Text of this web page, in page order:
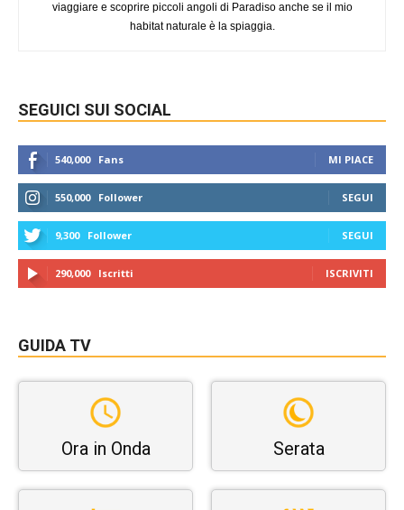
viaggiare e scoprire piccoli angoli di Paradiso anche se il mio
habitat naturale è la spiaggia.
SEGUICI SUI SOCIAL
540,000 Fans MI PIACE
550,000 Follower SEGUI
9,300 Follower SEGUI
290,000 Iscritti ISCRIVITI
GUIDA TV
Ora in Onda Serata